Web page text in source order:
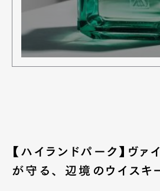
【ハイランドパーク】ヴ
が守る、 辺境のウイスキ